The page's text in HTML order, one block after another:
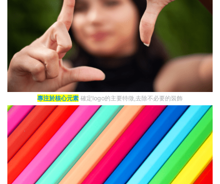
專注於核心元素 確定logo的主要特徵,去除不必要的裝飾